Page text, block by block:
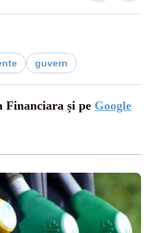
guvern
Financiara și pe Google